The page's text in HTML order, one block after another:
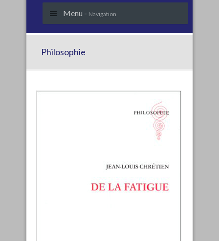
Menu - Navigation
Philosophie